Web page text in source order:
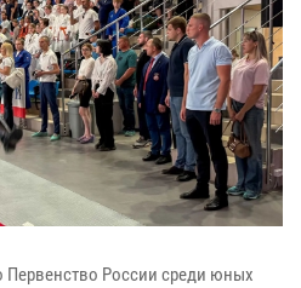
Первенство России среди юных